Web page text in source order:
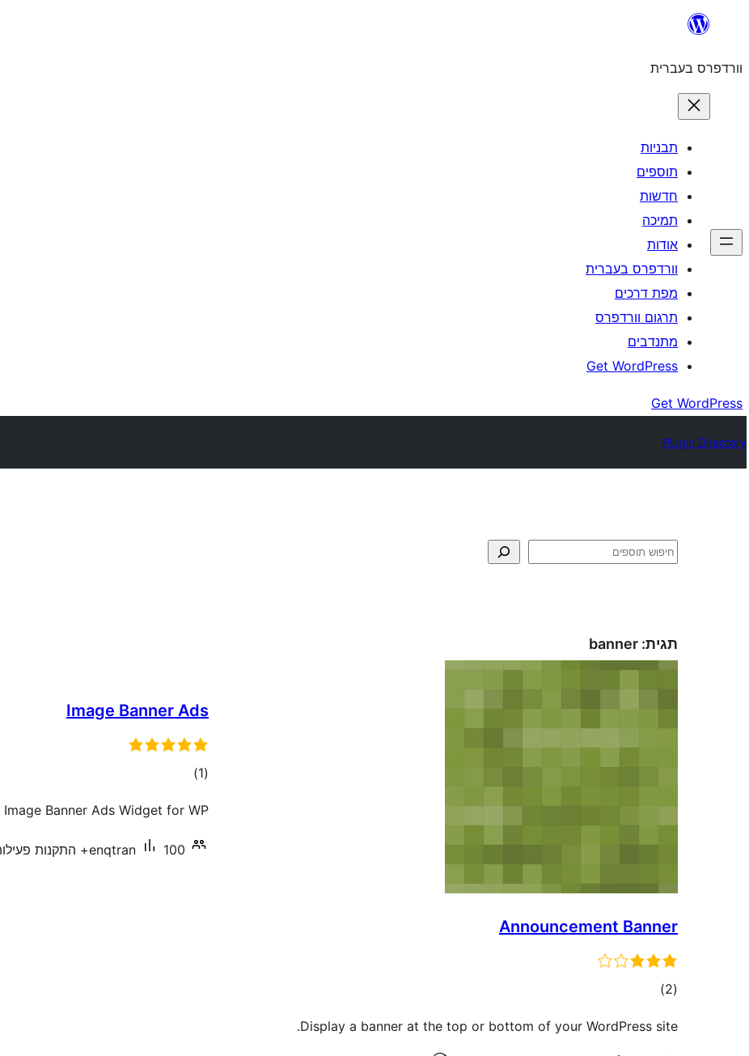
וורדפרס בעברית
תבניות
תוספים
חדשות
תמיכה
אודות
וורדפרס בעברית
מפת דרכים
תרגום וורדפרס
מתנדבים
Get WordPress
Get WordPress
Plugin Directory
חיפוש
תגית: banner
Announcement Banner
(2 דרוגים)
Display a banner at the top or bottom of your WordPress site.
Image Banner Ads
(1 דרוגים)
Image Banner Ads Widget for WP
enqtran 100+ התקנות פעילות